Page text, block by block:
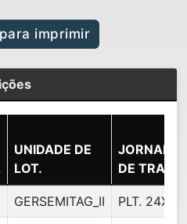
imprimir
UNIDADE DE
LOT.
JORNADA
DE TRAB.
GERSEMITAG_II PLT. 24X72